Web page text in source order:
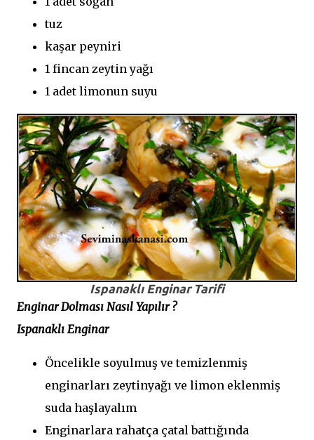
tuz
kaşar peyniri
1 fincan zeytin yağı
1 adet limonun suyu
Ispanaklı Enginar Tarifi
Enginar Dolması Nasıl Yapılır ?
Ispanaklı Enginar
Öncelikle soyulmuş ve temizlenmiş
enginarları zeytinyağı ve limon eklenmiş
suda haşlayalım
Enginarlara rahatça çatal battığında